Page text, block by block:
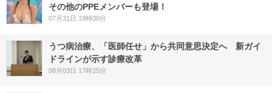
その他のPPEメンバーも登場！
07月31日 19時00分
うつ病治療、「医師任せ」から共同意思決定へ 新ガイ
ドラインが示す診療改革
08月03日 17時25分